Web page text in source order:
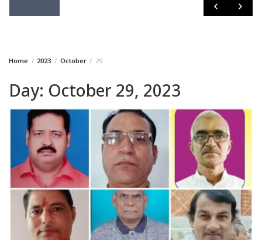
Home 2023 October 29
Day: October 29, 2023